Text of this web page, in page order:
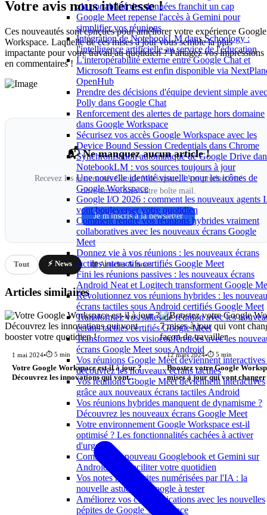
: la portabilité des données franchit un cap
Google Meet repense l'accès à Gemini pour
simplifier vos réunions
Intégration de NotebookLM dans Schoology :
l'intelligence artificielle au service de l'éducation
L'interopérabilité externe entre Google Chat et
Microsoft Teams est enfin disponible via
OpenHub
Prendre des décisions d'équipe devient simple avec
Polly dans Google Chat
Renforcement des alertes de partage hors domaine
dans Google Workspace
Sécurisez vos accès Google Workspace avec les
Device Bound Session Credentials dans Chrome
Synchronisation automatique de Google Drive
NotebookLM : vos sources toujours à jour
Une nouvelle identité visuelle pour les icônes de
Google Workspace
Google I/O 2026 : comment les nouveaux agents
vont bouleverser votre quotidien
Comment rendre vos réunions hybrides vraiment
collaboratives avec les nouveaux écrans Google
Meet
Donnez vie à vos réunions : les nouveaux écrans
tactiles interactifs certifiés Google Meet
Fini les réunions passives : les nouveaux écrans
Android Neat et Logitech transforment Google
Révolutionnez vos réunions hybrides : les
écrans tactiles sous Android certifiés Google Meet
Transformez vos salles de réunion avec les
écrans tactiles certifiés Google Meet
Transformez vos visioconférences avec les
écrans Google Meet sous Android
Vos réunions Google Meet deviennent interactives
découvrez les nouveaux écrans tactiles
Vos réunions Google Meet deviennent interactives
grâce aux nouveaux écrans tactiles Android
Vos réunions hybrides manquent de dynamisme ?
Découvrez les nouveaux écrans Google Meet
Votre environnement Google Workspace est-il
optimisé ? Les fonctionnalités cachées à activer
d'urgence
Comment le nouveau Googlebook et Gemini sur
Android vont faciliter votre quotidien
Vos notes manuscrites numérisées par l'IA : la
nouvelle astuce de Google à tester
Améliorez vos communications avec les nouvelles
pépites de Google Workspace
Votre avis nous intéresse !
Ces nouveautés sont conçues pour améliorer votre expérience Google
Workspace. Laquelle de ces mises à jour vous semble la plus
impactante pour votre travail au quotidien ? Partagez vos impressions
en commentaires !
📬 Ne manquez aucun article !
Recevez les nouveautés Google Workspace, IA et productivité
directement dans votre boîte mail.
Je m'inscris à la newsletter
Tout ⚡ News 📖 Articles & tutos
Articles similaires
1 mai 2024•⏱️ 5 min
Votre Google Workspace est-il à jour ?
Découvrez les innovations qui vont
booster votre quotidien !
12 mars 2024•⏱️ 5 min
Boostez votre Google
mises à jour qui vont
de travailler